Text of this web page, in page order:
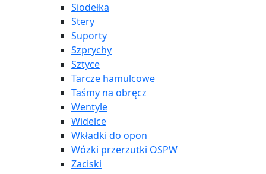
Siodełka
Stery
Suporty
Szprychy
Sztyce
Tarcze hamulcowe
Taśmy na obręcz
Wentyle
Widelce
Wkładki do opon
Wózki przerzutki OSPW
Zaciski